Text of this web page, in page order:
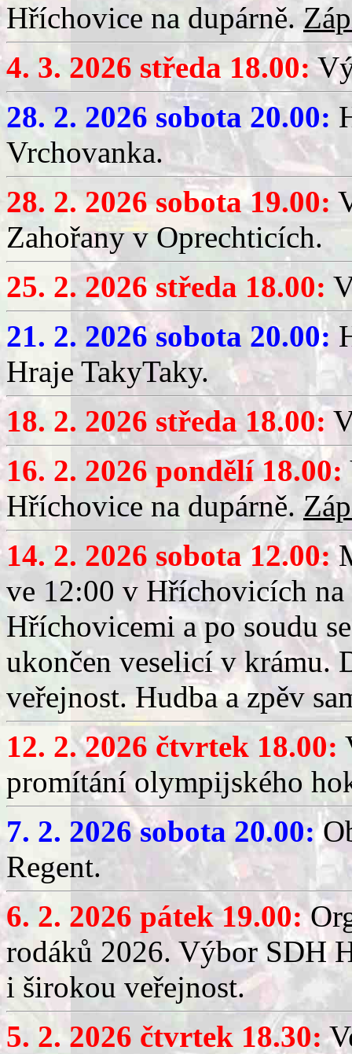
Hříchovice na dupárně.
4. 3. 2026 středa 18.00:
28. 2. 2026 sobota 20.00:
Vrchovanka.
28. 2. 2026 sobota 19.00:
Zahořany v Oprechticích.
25. 2. 2026 středa 18.00:
21. 2. 2026 sobota 20.00:
Hraje TakyTaky.
18. 2. 2026 středa 18.00:
16. 2. 2026 pondělí 18.00:
Hříchovice na dupárně.
14. 2. 2026 sobota 12.00:
ve 12:00 v Hříchovicích
Hříchovicemi a po soudu
ukončen veselicí v krámu.
veřejnost. Hudba a zpěv
12. 2. 2026 čtvrtek 18.00:
promítání olympijského
7. 2. 2026 sobota 20.00:
Regent.
6. 2. 2026 pátek 19.00:
rodáků 2026. Výbor SDH
i širokou veřejnost.
5. 2. 2026 čtvrtek 18.30: